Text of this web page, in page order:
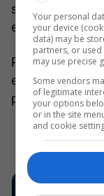
serioz gjithë
e dokumentit.
Për këtë arsye,
e anëtarësimit
për reagim
Your personal
your device
data) may be
partners, or
may use precise
Some vendors
of legitimate
your options
or in the site
and cookie